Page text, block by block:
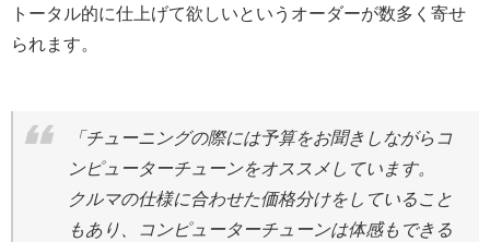
トータル的に仕上げて欲しいというオーダーが数多く寄せ
られます。
「チューニングの際には予算をお聞きしながらコ
ンピューターチューンをオススメしています。
クルマの仕様に合わせた価格分けをしていること
もあり、コンピューターチューンは体感もできる